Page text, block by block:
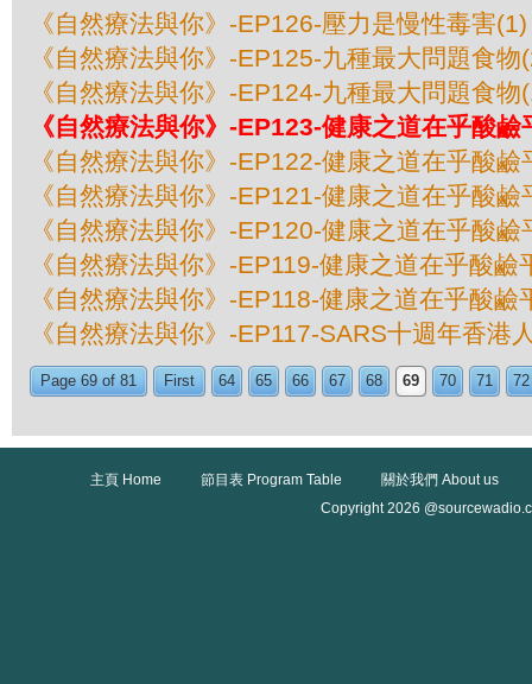
《自然療法與你》-EP126-壓力是慢性毒害(1)
《自然療法與你》-EP125-九種最大問題食物
《自然療法與你》-EP124-九種最大問題食物
《自然療法與你》-EP123-健康之道在乎酸鹼
《自然療法與你》-EP122-健康之道在乎酸鹼
《自然療法與你》-EP121-健康之道在乎酸鹼
《自然療法與你》-EP120-健康之道在乎酸鹼
《自然療法與你》-EP119-健康之道在乎酸鹼
《自然療法與你》-EP118-健康之道在乎酸鹼
《自然療法與你》-EP117-SARS十週年香港
Page 69 of 81 First 64 65 66 67 68 69 70 71 72
主頁 Home 節目表 Program Table
關於我們 About us
Copyright 2026